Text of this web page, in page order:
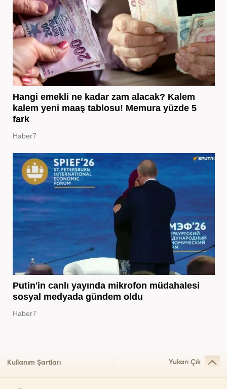
Hangi emekli ne kadar zam alacak? Kalem
kalem yeni maaş tablosu! Memura yüzde 5
fark
Haber7
Putin'in canlı yayında mikrofon müdahalesi
sosyal medyada gündem oldu
Haber7
Kullanım Şartları Yukarı Çık